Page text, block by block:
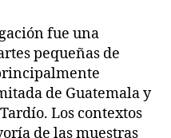
fue una
pequeñas de
de Guatemala y
Los contextos
de las muestras